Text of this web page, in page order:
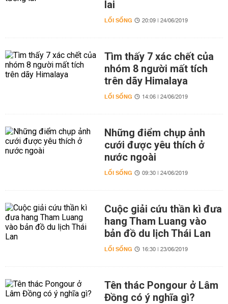
lai
LỐI SỐNG 20:09 | 24/06/2019
Tìm thấy 7 xác chết của
nhóm 8 người mất tích
trên dãy Himalaya
LỐI SỐNG 14:06 | 24/06/2019
Những điểm chụp ảnh
cưới được yêu thích ở
nước ngoài
LỐI SỐNG 09:30 | 24/06/2019
Cuộc giải cứu thần kì đưa
hang Tham Luang vào
bản đồ du lịch Thái Lan
LỐI SỐNG 16:30 | 23/06/2019
Tên thác Pongour ở Lâm
Đồng có ý nghĩa gì?